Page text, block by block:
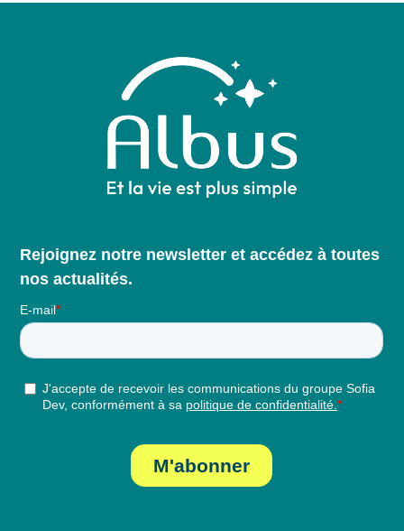
Rejoignez notre newsletter et accédez à toutes
nos actualités.